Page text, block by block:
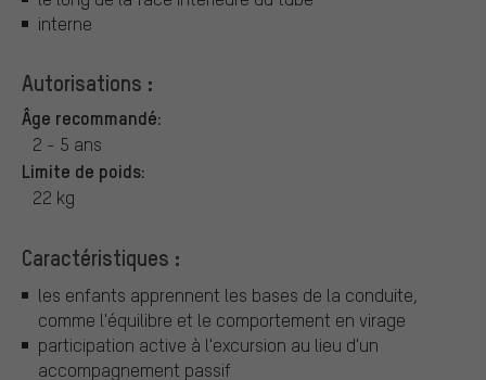
interne
Autorisations :
Âge recommandé:
2 - 5 ans
Limite de poids:
22 kg
Caractéristiques :
les enfants apprennent les bases de la conduite,
comme l'équilibre et le comportement en virage
participation active à l'excursion au lieu d'un
accompagnement passif